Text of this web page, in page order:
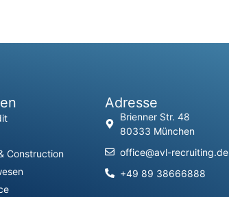
Construction
Adresse
Brienner Str. 48
80333 München
office@avl-recruiting.de
+49 89 38666888